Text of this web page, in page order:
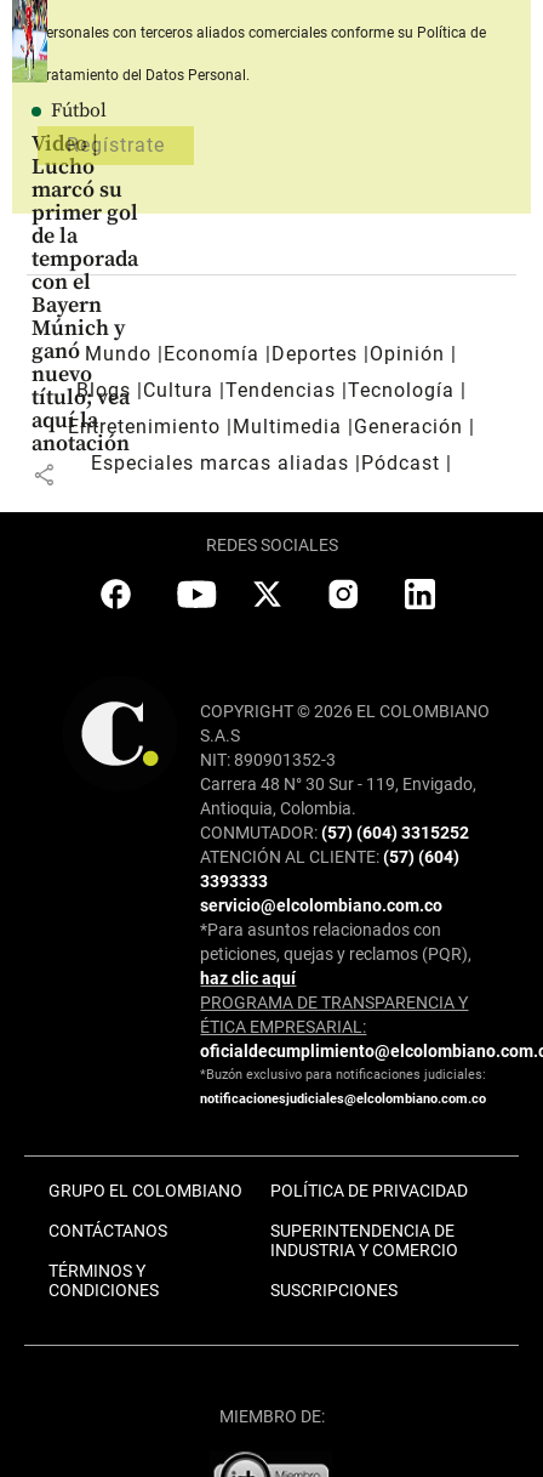
Fútbol
Video |
Lucho
marcó su
primer gol
de la
temporada
con el
Bayern
Múnich y
ganó
nuevo
título; vea
aquí la
anotación
share
personales con terceros aliados comerciales conforme su Política de
Tratamiento del Datos Personal.
Mundo Economía Deportes
Opinión
Blogs
Cultura Tendencias Tecnología
Entretenimiento
Multimedia
Generación
Especiales marcas aliadas
Pódcast
REDES SOCIALES
COPYRIGHT © 2026 EL COLOMBIANO
S.A.S
NIT: 890901352-3
Carrera 48 N° 30 Sur - 119, Envigado,
Antioquia, Colombia.
CONMUTADOR:(57) (604) 3315252
ATENCIÓN AL CLIENTE:(57) (604)
3393333
servicio@elcolombiano.com.co
*Para asuntos relacionados con
peticiones, quejas y reclamos (PQR),
haz clic aquí
PROGRAMA DE TRANSPARENCIA Y
ÉTICA EMPRESARIAL:
*Buzón exclusivo para notificaciones judiciales:
notificacionesjudiciales@elcolombiano.com.co
GRUPO EL COLOMBIANO
CONTÁCTANOS
TÉRMINOS Y
CONDICIONES
POLÍTICA DE PRIVACIDAD
SUPERINTENDENCIA DE
INDUSTRIA Y COMERCIO
SUSCRIPCIONES
MIEMBRO DE: